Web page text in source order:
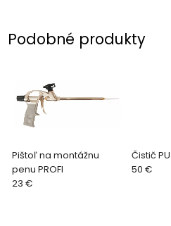
Podobné produkty
Pištoľ na montážnu
penu PROFI
23 €
Čistič
50 €